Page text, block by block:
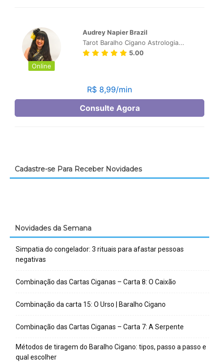
Cadastre-se Para Receber Novidades
Novidades da Semana
Simpatia do congelador: 3 rituais para afastar pessoas
negativas
Combinação das Cartas Ciganas – Carta 8: O Caixão
Combinação da carta 15: O Urso | Baralho Cigano
Combinação das Cartas Ciganas – Carta 7: A Serpente
Métodos de tiragem do Baralho Cigano: tipos, passo a passo e
qual escolher